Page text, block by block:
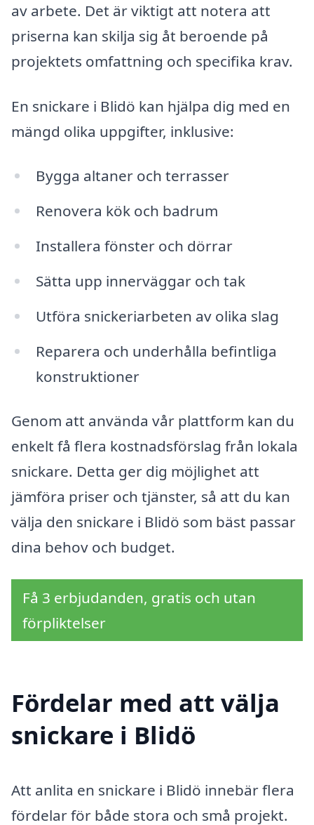
av arbete. Det är viktigt att notera att
priserna kan skilja sig åt beroende på
projektets omfattning och specifika krav.
En snickare i Blidö kan hjälpa dig med en
mängd olika uppgifter, inklusive:
Bygga altaner och terrasser
Renovera kök och badrum
Installera fönster och dörrar
Sätta upp innerväggar och tak
Utföra snickeriarbeten av olika slag
Reparera och underhålla befintliga
konstruktioner
Genom att använda vår plattform kan du
enkelt få flera kostnadsförslag från lokala
snickare. Detta ger dig möjlighet att
jämföra priser och tjänster, så att du kan
välja den snickare i Blidö som bäst passar
dina behov och budget.
Få 3 erbjudanden, gratis och utan
förpliktelser
Fördelar med att välja
snickare i Blidö
Att anlita en snickare i Blidö innebär flera
fördelar för både stora och små projekt.